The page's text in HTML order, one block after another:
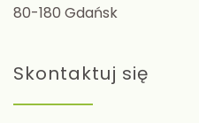
80-180 Gdańsk
Skontaktuj się